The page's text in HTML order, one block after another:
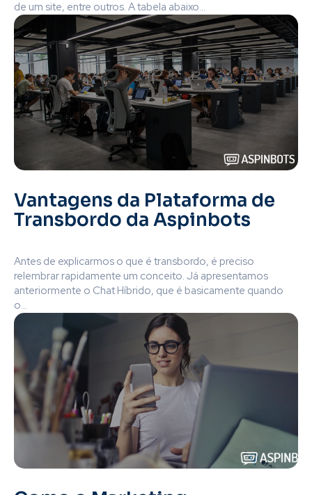
de um site, entre outros. A tabela abaixo...
Vantagens da Plataforma de
Transbordo da Aspinbots
Antes de explicarmos o que é transbordo, é preciso
relembrar rapidamente um conceito. Já apresentamos
anteriormente o Chat Híbrido, que é basicamente quando
o...